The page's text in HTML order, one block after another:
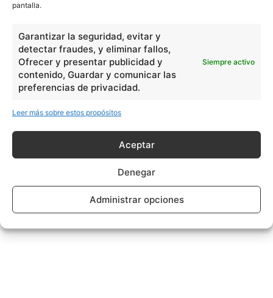
pantalla.
Garantizar la seguridad, evitar y
detectar fraudes, y eliminar fallos,
Ofrecer y presentar publicidad y
contenido, Guardar y comunicar las
preferencias de privacidad.
Siempre activo
Leer más sobre estos propósitos
Aceptar
Denegar
Administrar opciones
Vincent Van Gogh y su arte pos-
impresionista
- Publicidad -